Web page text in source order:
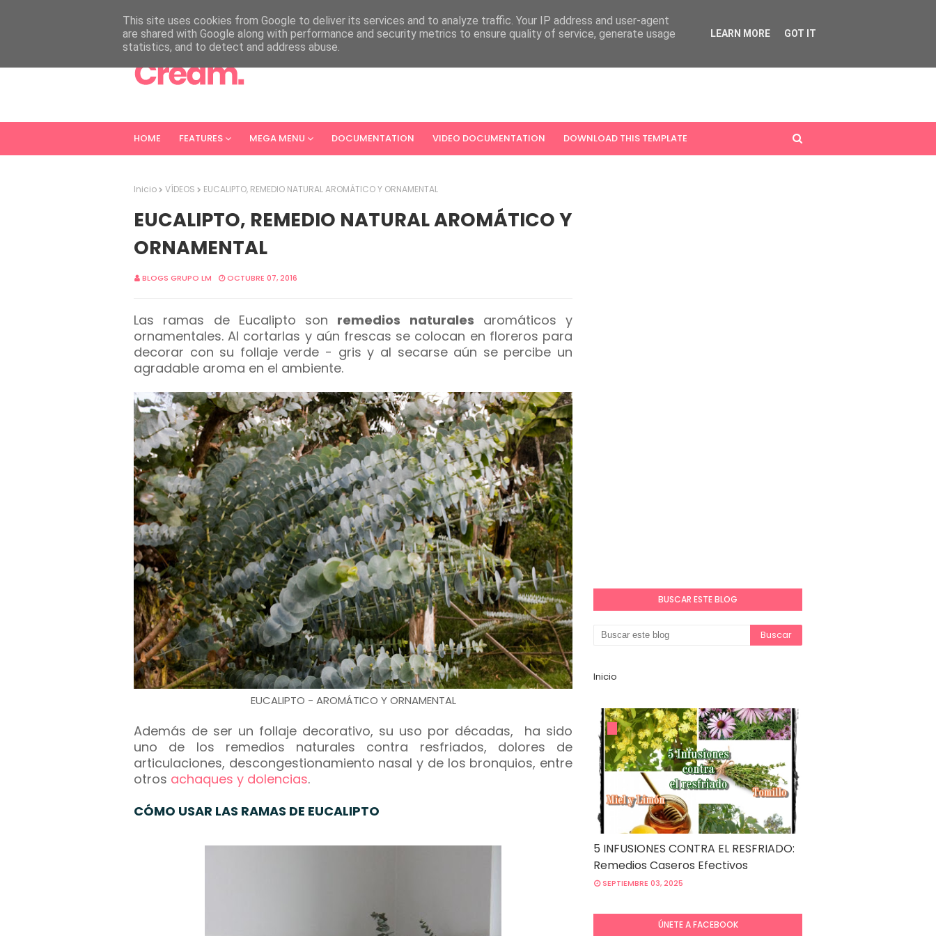
HOME FEATURES MEGA MENU DOCUMENTATION VIDEO DOCUMENTATION DOWNLOAD THIS TEMPLATE
Inicio VÍDEOS EUCALIPTO, REMEDIO NATURAL AROMÁTICO Y ORNAMENTAL
EUCALIPTO, REMEDIO NATURAL AROMÁTICO Y
ORNAMENTAL
BLOGS GRUPO LM OCTUBRE 07, 2016
Las ramas de Eucalipto son remedios naturales aromáticos y
ornamentales. Al cortarlas y aún frescas se colocan en floreros para
decorar con su follaje verde - gris y al secarse aún se percibe un
agradable aroma en el ambiente.
EUCALIPTO - AROMÁTICO Y ORNAMENTAL
Además de ser un follaje decorativo, su uso por décadas, ha sido
uno de los remedios naturales contra resfriados, dolores de
articulaciones, descongestionamiento nasal y de los bronquios, entre
otros achaques y dolencias.
CÓMO USAR LAS RAMAS DE EUCALIPTO
BUSCAR ESTE BLOG
Inicio
5 INFUSIONES CONTRA EL RESFRIADO:
Remedios Caseros Efectivos
SEPTIEMBRE 03, 2025
ÚNETE A FACEBOOK
This site uses cookies from Google to deliver its services and to analyze traffic. Your IP address and user-agent
are shared with Google along with performance and security metrics to ensure quality of service, generate usage
statistics, and to detect and address abuse.
LEARN MORE GOT IT